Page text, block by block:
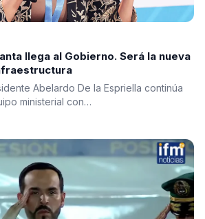
llega al Gobierno. Será la nueva
Abelardo De la Espriella continúa
ministerial con…